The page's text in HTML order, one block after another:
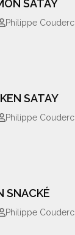
SATAY
Philippe Couderc
SATAY
Philippe Couderc
SNACKÉ
Philippe Couderc